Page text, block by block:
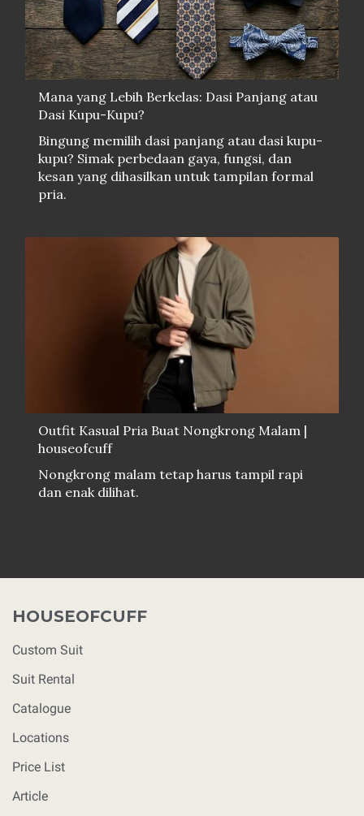
Mana yang Lebih Berkelas: Dasi Panjang atau
Dasi Kupu-Kupu?
Bingung memilih dasi panjang atau dasi kupu-
kupu? Simak perbedaan gaya, fungsi, dan
kesan yang dihasilkan untuk tampilan formal
pria.
Outfit Kasual Pria Buat Nongkrong Malam |
houseofcuff
Nongkrong malam tetap harus tampil rapi
dan enak dilihat.
HOUSEOFCUFF
Custom Suit
Suit Rental
Catalogue
Locations
Price List
Article